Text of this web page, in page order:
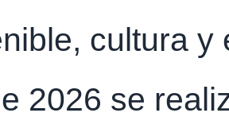
cultura y
2026 se